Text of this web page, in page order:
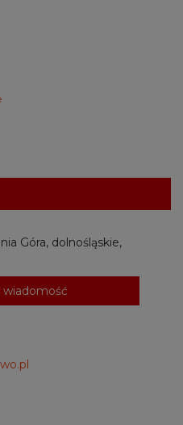
Góra, dolnośląskie,
wiadomość